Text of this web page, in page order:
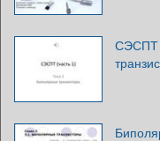
СЭСПТ